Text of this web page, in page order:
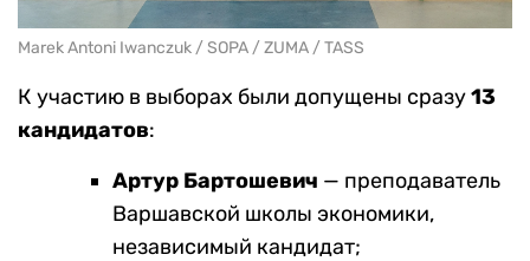
Marek Antoni Iwanczuk / SOPA / ZUMA / TASS
К участию в выборах были допущены сразу13
кандидатов:
Артур Бартошевич — преподаватель
Варшавской школы экономики,
независимый кандидат;